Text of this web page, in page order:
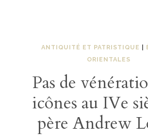
ANTIQUITÉ ET PATRISTIQUE |
ORIENTALES
Pas de
icônes au IVe
père Andrew